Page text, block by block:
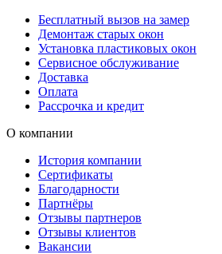
Бесплатный вызов на замер
Демонтаж старых окон
Установка пластиковых окон
Сервисное обслуживание
Доставка
Оплата
Рассрочка и кредит
О компании
История компании
Сертификаты
Благодарности
Партнёры
Отзывы партнеров
Отзывы клиентов
Вакансии